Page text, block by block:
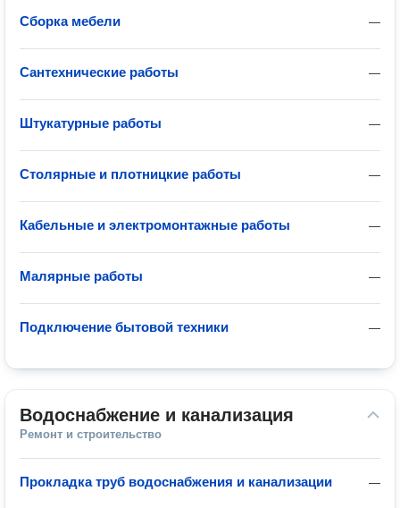
—
Сборка мебели
—
Сантехнические работы
—
Штукатурные работы
—
Столярные и плотницкие работы
—
Кабельные и электромонтажные работы
—
Малярные работы
—
Подключение бытовой техники
Водоснабжение и канализация
Ремонт и строительство
—
Прокладка труб водоснабжения и канализации